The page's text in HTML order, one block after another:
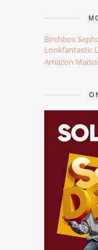
Birchbox
Lookfantastic
Amazon